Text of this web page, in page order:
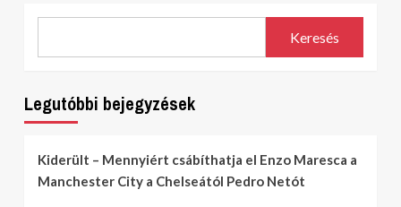
Keresés
Legutóbbi bejegyzések
Kiderült – Mennyiért csábíthatja el Enzo Maresca a
Manchester City a Chelseától Pedro Netót